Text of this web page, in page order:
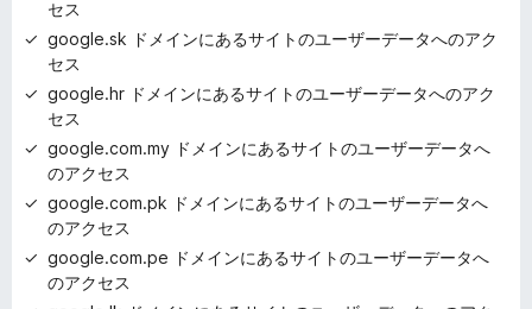
セス
google.sk ドメインにあるサイトのユーザーデータへのアク
セス
google.hr ドメインにあるサイトのユーザーデータへのアク
セス
google.com.my ドメインにあるサイトのユーザーデータへ
のアクセス
google.com.pk ドメインにあるサイトのユーザーデータへ
のアクセス
google.com.pe ドメインにあるサイトのユーザーデータへ
のアクセス